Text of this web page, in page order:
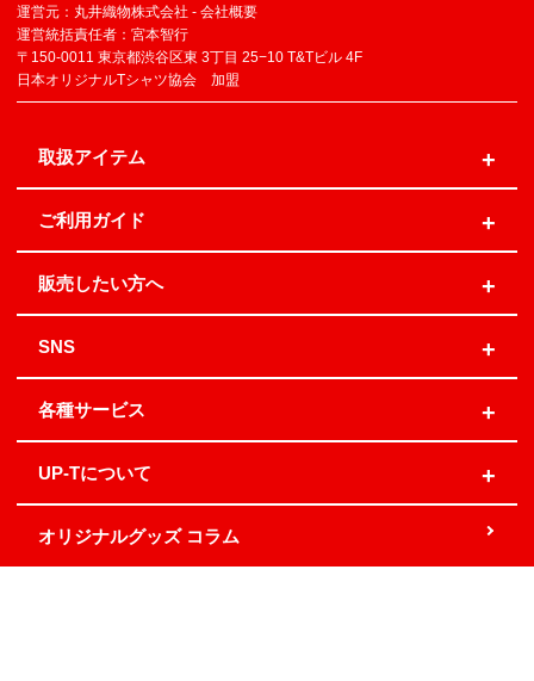
運営元：丸井織物株式会社 - 会社概要
運営統括責任者：宮本智行
〒150-0011 東京都渋谷区東 3丁目 25−10 T&Tビル 4F
日本オリジナルTシャツ協会 加盟
取扱アイテム
ご利用ガイド
販売したい方へ
SNS
各種サービス
UP-Tについて
オリジナルグッズ コラム